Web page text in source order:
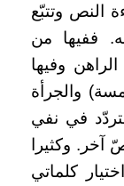
النص وتتبّع
ففيها من
وفيها
والجرأة
في نفي
آخر. وكثيرا
كلماتي